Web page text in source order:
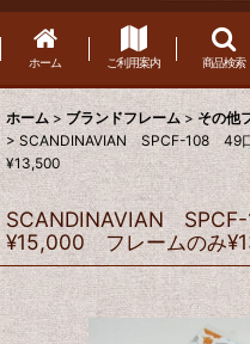
ホーム ご利用案内 商品検索
ホーム > ブランドフレーム > その他
> SCANDINAVIAN SPCF-108 49
¥13,500
SCANDINAVIAN
¥15,000 フレームのみ